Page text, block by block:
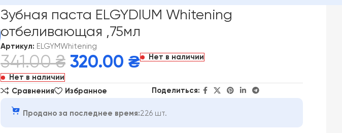
Зубная паста ELGYDIUM Whitening
отбеливающая ,75мл
Артикул: ELGYMWhitening
341.00₴ 320.00 ₴ Нет в наличии
Нет в наличии
Сравнения
Избранное Поделиться:
Продано за последнее время:226 шт.